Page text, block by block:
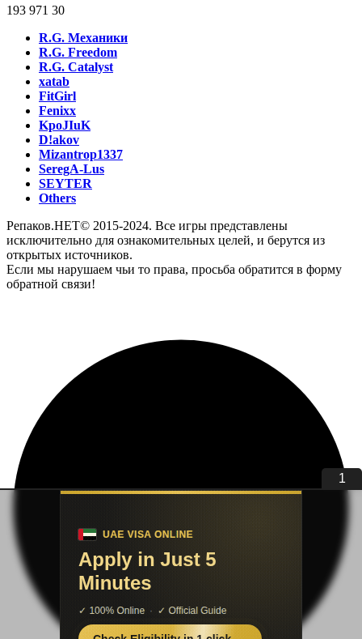
193 971 30
R.G. Механики
R.G. Freedom
R.G. Catalyst
xatab
FitGirl
Fenixx
KpoJIuK
D!akov
Mizantrop1337
SeregA-Lus
SEYTER
Others
Репаков.НЕТ© 2015-2024. Все игры представлены
исключительно для ознакомительных целей, и берутся из
открытых источников.
Если мы нарушаем чьи то права, просьба обратится в форму
обратной связи!